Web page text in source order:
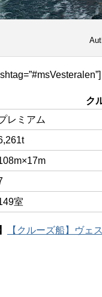
ク
レミアム
室
【クルーズ船】ヴェ